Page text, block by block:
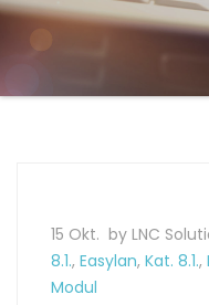
15 Okt. by LNC
8.1., Easylan, Kat. 8.1.,
Modul